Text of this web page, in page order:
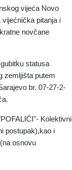
vijeća Novo
pitanja i
novčane
statusa
zemljišta putem
br. 07-27-2-
Kolektivni
postupak),kao i
osnovu